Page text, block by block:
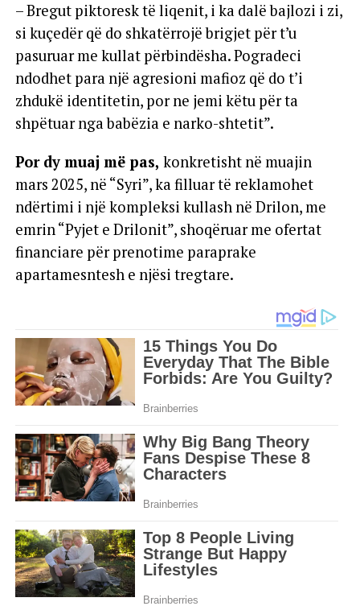
– Bregut piktoresk të liqenit, i ka dalë bajlozi i zi,
si kuçedër që do shkatërrojë brigjet për t’u
pasuruar me kullat përbindësha. Pogradeci
ndodhet para një agresioni mafioz që do t’i
zhdukë identitetin, por ne jemi këtu për ta
shpëtuar nga babëzia e narko-shtetit”.
Por dy muaj më pas, konkretisht në muajin
mars 2025, në “Syri”, ka filluar të reklamohet
ndërtimi i një kompleksi kullash në Drilon, me
emrin “Pyjet e Drilonit”, shoqëruar me ofertat
financiare për prenotime paraprake
apartamesntesh e njësi tregtare.